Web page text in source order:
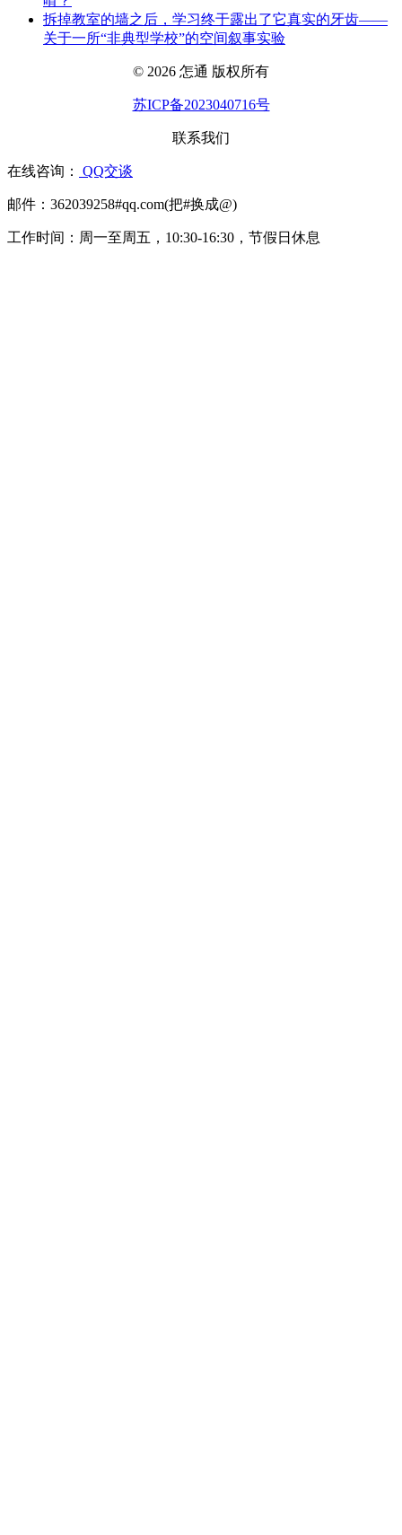
拆掉教室的墙之后，学习终于露出了它真实的牙齿——
关于一所“非典型学校”的空间叙事实验
© 2026 怎通 版权所有
苏ICP备2023040716号
联系我们
在线咨询： QQ交谈
邮件：362039258#qq.com(把#换成@)
工作时间：周一至周五，10:30-16:30，节假日休息